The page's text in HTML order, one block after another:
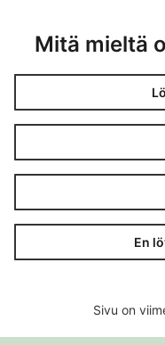
Mitä mieltä
En
Sivu on